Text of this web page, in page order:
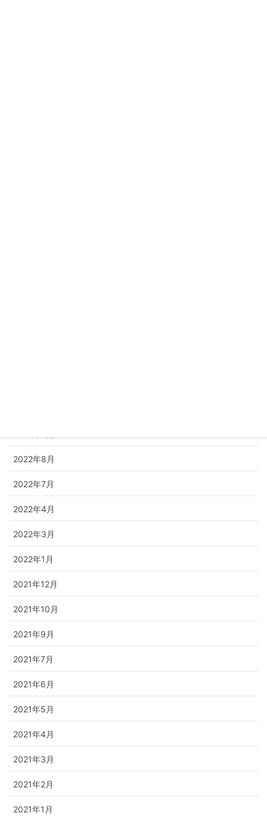
2022年8月
2022年7月
2022年4月
2022年3月
2022年1月
2021年12月
2021年10月
2021年9月
2021年7月
2021年6月
2021年5月
2021年4月
2021年3月
2021年2月
2021年1月